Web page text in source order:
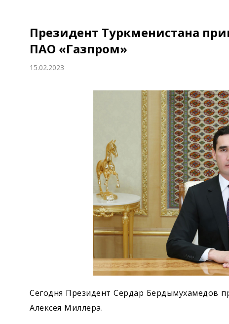
Сотрудничество
Наука
Спорт
Президент Туркменистана
ПАО «Газпром»
15.02.2023
Сегодня Президент Сердар Бердымухамедов
Алексея Миллера.